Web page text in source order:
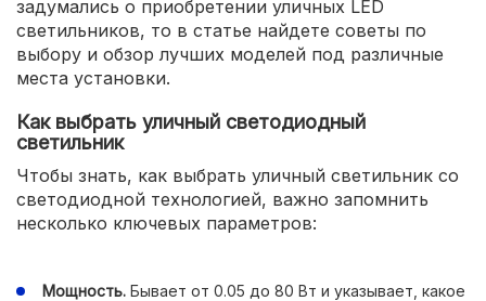
задумались о приобретении уличных LED
светильников, то в статье найдете советы по
выбору и обзор лучших моделей под различные
места установки.
Как выбрать уличный светодиодный
светильник
Чтобы знать, как выбрать уличный светильник со
светодиодной технологией, важно запомнить
несколько ключевых параметров:
Мощность. Бывает от 0.05 до 80 Вт и указывает, какое